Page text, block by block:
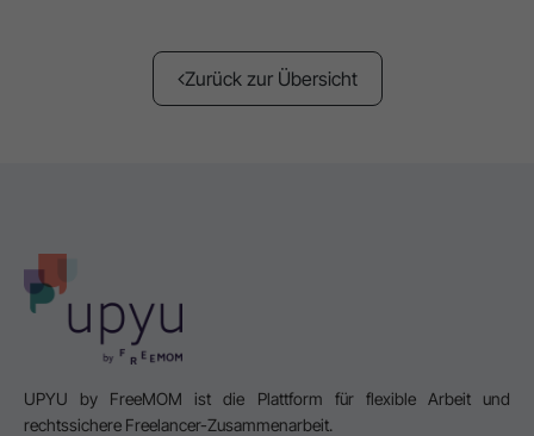
Zurück zur Übersicht
UPYU by FreeMOM ist die Plattform für flexible Arbeit und
rechtssichere Freelancer-Zusammenarbeit.